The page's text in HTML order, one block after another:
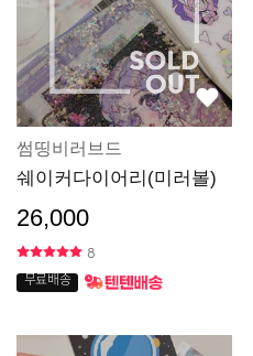
썸띵비러브드
쉐이커다이어리(미러볼)
26,000
8
무료배송